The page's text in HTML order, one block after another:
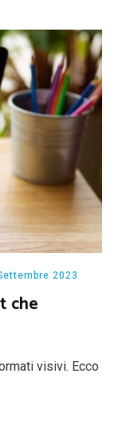
2023
che
visivi. Ecco